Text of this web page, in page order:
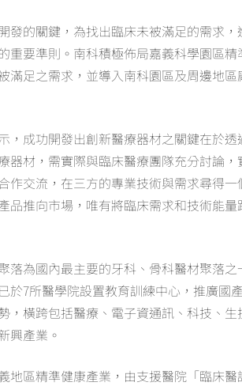
發的關鍵，為找出臨床未被滿足的需求
重要準則。南科積極佈局嘉義科學園區
滿足之需求，並導入南科園區及周邊地
，成功開發出創新醫療器材之關鍵在於
器材，需實際與臨床醫療團隊充分討論
作交流，在三方的專業技術與需求尋得
品推向市場，唯有將臨床需求和技術能
落為國內最主要的牙科、骨科醫材聚落
於7所醫學院設置教育訓練中心，推廣國
，橫跨包括醫療、電子資通訊、科技、
興產業。
地區精準健康產業，由支援醫院「臨床